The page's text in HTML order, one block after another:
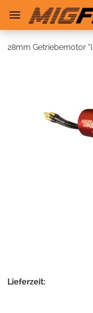
28mm Getriebemotor
Lieferzeit: